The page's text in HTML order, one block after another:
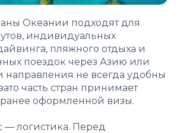
Океании подходят для
индивидуальных
пляжного отдыха и
поездок через Азию или
направления не всегда удобны
часть стран принимает
оформленной визы.
— логистика. Перед